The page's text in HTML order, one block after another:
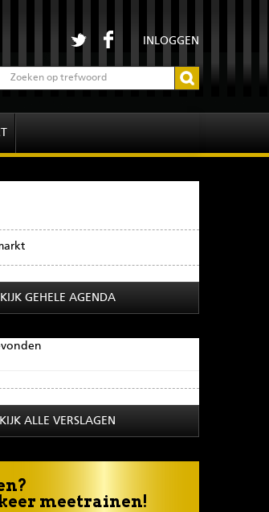
INLOGGEN
GEHELE AGENDA
ALLE VERSLAGEN
meetrainen!